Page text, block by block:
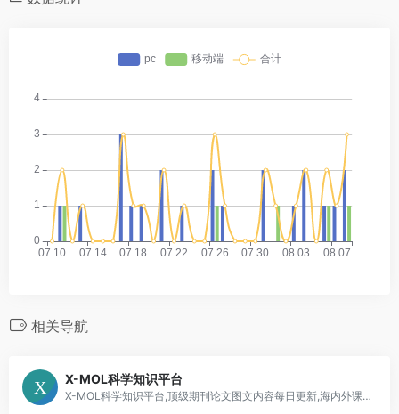
相关导航
X-MOL科学知识平台
X-MOL科学知识平台,顶级期刊论文图文内容每日更新,海内外课题组信息,行业新闻文摘,化学类网址导航,化学软件和数据库导航,及更多其他内容